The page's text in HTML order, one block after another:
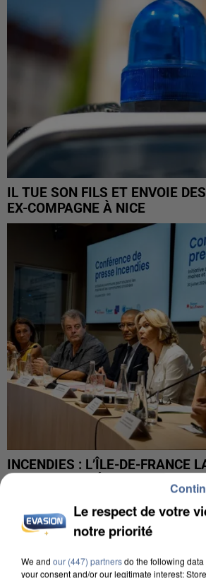
IL TUE SON FILS ET ENVOIE
EX-COMPAGNE À NICE
INCENDIES : L’ÎLE-DE-FRANCE
DE SOLIDARITÉ AVEC LES...
Le respect de votre
notre priorité
We and our (447) partnersdo the following
your consent and/or our legitimate interest: